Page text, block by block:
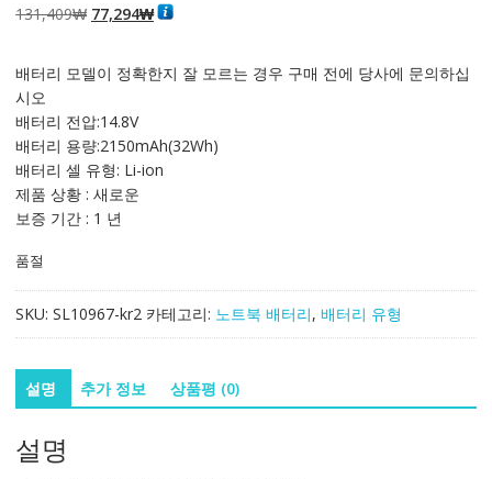
131,409₩ 원
격:
77,294₩현
격:
배터리 모델이 정확한지 잘 모르는 경우 구매 전에 당사에 문의하십
시오
배터리 전압:14.8V
배터리 용량:2150mAh(32Wh)
배터리 셀 유형: Li-ion
제품 상황 : 새로운
보증 기간 : 1 년
품절
SKU: SL10967-kr2 카테고리: 노트북 배터리, 배터리 유형
설명 추가 정보 상품평 (0)
설명